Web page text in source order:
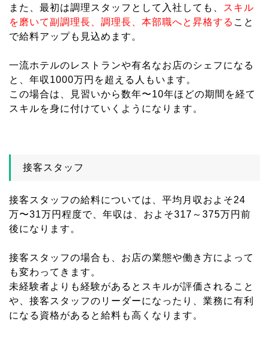
また、最初は調理スタッフとして入社しても、
スキル
を磨いて副調理長、調理長、本部職へと昇格する こと
で給料アップも見込めます。
一流ホテルのレストランや有名なお店のシェフになる
と、年収1000万円を超える人もいます。
この場合は、見習いから数年〜10年ほどの期間を経て
スキルを身に付けていくようになります。
接客スタッフ
接客スタッフの給料については、平均月収およそ24
万〜31万円程度で、年収は、およそ317～375万円前
後になります。
接客スタッフの場合も、お店の業態や働き方によって
も変わってきます。
未経験者よりも経験があるとスキルが評価されること
や、接客スタッフのリーダーになったり、業務に有利
になる資格があると給料も高くなります。